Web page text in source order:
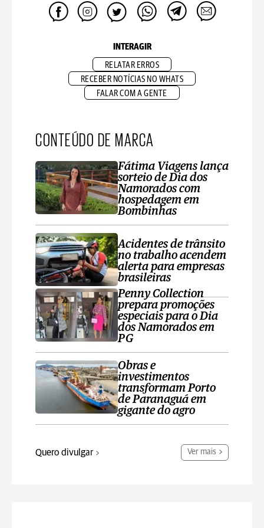
INTERAGIR
RELATAR ERROS
RECEBER NOTÍCIAS NO WHATS
FALAR COM A GENTE
CONTEÚDO DE MARCA
Fátima Viagens lança
sorteio de Dia dos
Namorados com
hospedagem em
Bombinhas
Acidentes de trânsito
no trabalho acendem
alerta para empresas
brasileiras
Penny Collection
prepara promoções
especiais para o Dia
dos Namorados em
PG
Obras e
investimentos
transformam Porto
de Paranaguá em
gigante do agro
Quero divulgar Ver mais